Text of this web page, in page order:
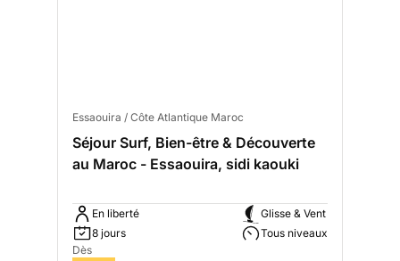
Essaouira / Côte Atlantique Maroc
Séjour Surf, Bien-être & Découverte
au Maroc - Essaouira, sidi kaouki
En liberté
8 jours
Glisse & Vent
Tous niveaux
Dès